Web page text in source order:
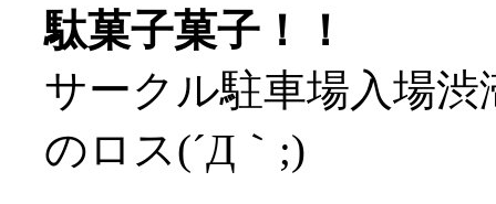
駄菓子菓子！！
サークル駐車場入場
のロス(´Д｀;)